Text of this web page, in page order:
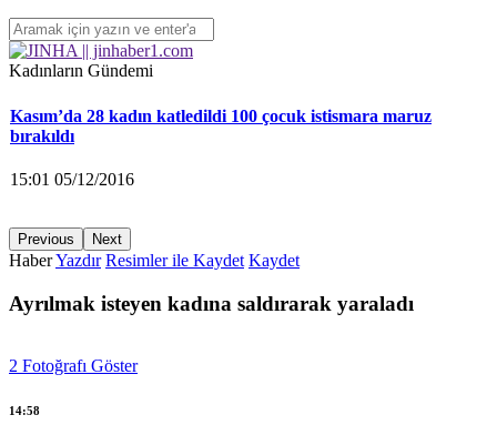
Kadınların Gündemi
16:26 04/12/2016
Kasım’da 28 kadın katledildi 100 çocuk istismara maruz
bırakıldı
15:01 05/12/2016
KA.DER: Gasp edilen 194 koltuğu istiyoruz!
15:00 05/12/2016
Previous Next
HaberYazdır Resimler ile Kaydet Kaydet
Ayrılmak isteyen kadına saldırarak yaraladı
2 Fotoğrafı Göster
14:58